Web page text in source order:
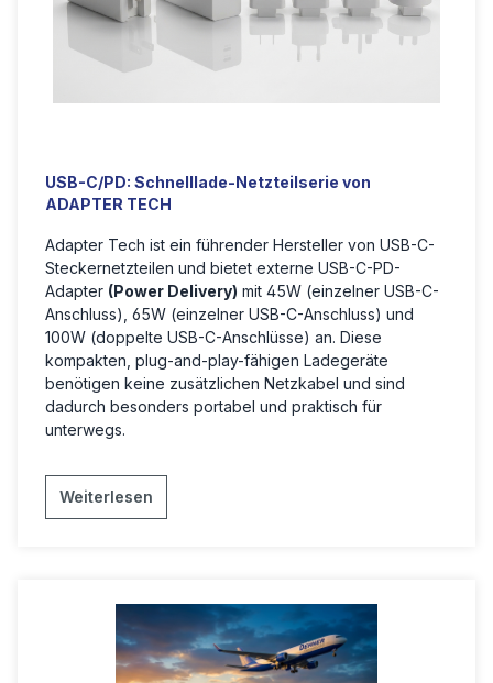
USB-C/PD: Schnelllade-Netzteilserie von
ADAPTER TECH
Adapter Tech ist ein führender Hersteller von USB-C-
Steckernetzteilen und bietet externe USB-C-PD-
Adapter (Power Delivery) mit 45W (einzelner USB-C-
Anschluss), 65W (einzelner USB-C-Anschluss) und
100W (doppelte USB-C-Anschlüsse) an. Diese
kompakten, plug-and-play-fähigen Ladegeräte
benötigen keine zusätzlichen Netzkabel und sind
dadurch besonders portabel und praktisch für
unterwegs.
Weiterlesen